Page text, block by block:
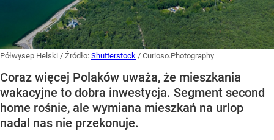
Półwysep Helski / Źródło: Shutterstock / Curioso.Photography
Coraz więcej Polaków uważa, że mieszkania
wakacyjne to dobra inwestycja. Segment second
home rośnie, ale wymiana mieszkań na urlop
nadal nas nie przekonuje.